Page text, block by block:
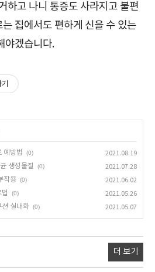
하고 나니 통증도 사라지고 불편
집에서도 편하게 신을 수 있는
야겠습니다.
예방법 (0)
2021.08.19
생성물질
(0)
2021.07.28
작용 (0)
2021.06.02
(0)
2021.05.26
션 실내화 (0) 2021.05.07
더 보기